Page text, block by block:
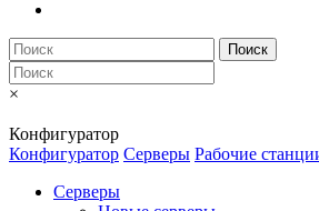
Поиск
×
Конфигуратор
Конфигуратор Серверы Рабочие
Серверы